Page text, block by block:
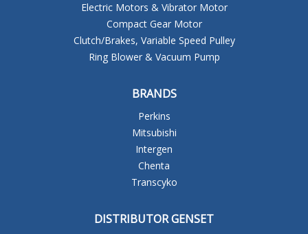
Electric Motors & Vibrator Motor
Compact Gear Motor
Clutch/Brakes, Variable Speed Pulley
Ring Blower & Vacuum Pump
BRANDS
Perkins
Mitsubishi
Intergen
Chenta
Transcyko
DISTRIBUTOR GENSET